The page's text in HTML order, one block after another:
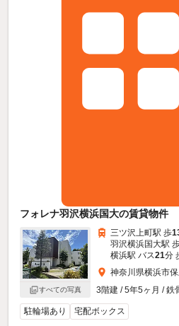
フォレナ羽沢横浜国大の賃貸物件
すべての写真
三ツ沢上町駅 歩
羽沢横浜国大駅
横浜駅 バス21分
神奈川県横浜市
3階建 / 5年5ヶ月 / 鉄
駐輪場あり 宅配ボックス